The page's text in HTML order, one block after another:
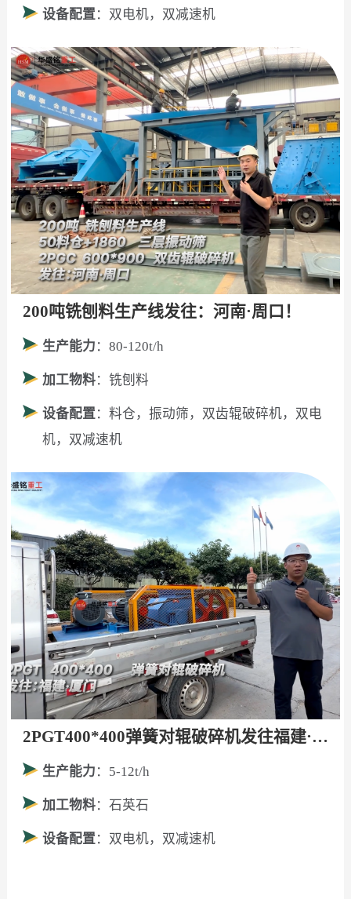
设备配置：双电机，双减速机
200吨铣刨料生产线发往：河南·周口！
生产能力 ：80-120t/h
加工物料：铣刨料
设备配置：料仓，振动筛，双齿辊破碎机，双电
机，双减速机
2PGT400*400弹簧对辊破碎机发往福建·厦门！
生产能力 ：5-12t/h
加工物料：石英石
设备配置：双电机，双减速机